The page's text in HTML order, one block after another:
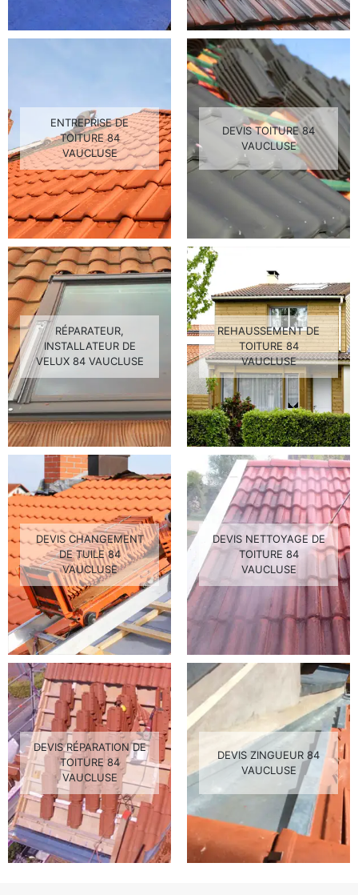
ENTREPRISE DE
TOITURE 84
VAUCLUSE
DEVIS TOITURE 84
VAUCLUSE
RÉPARATEUR,
INSTALLATEUR DE
VELUX 84 VAUCLUSE
REHAUSSEMENT DE
TOITURE 84
VAUCLUSE
DEVIS CHANGEMENT
DE TUILE 84
VAUCLUSE
DEVIS NETTOYAGE DE
TOITURE 84
VAUCLUSE
DEVIS RÉPARATION DE
TOITURE 84
VAUCLUSE
DEVIS ZINGUEUR 84
VAUCLUSE